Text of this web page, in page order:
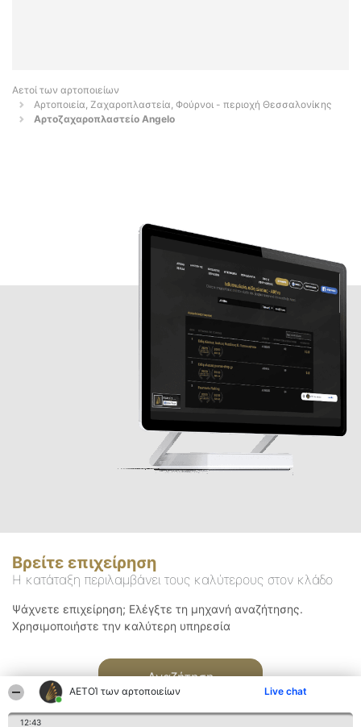
ΑΕΤΟΊ των αρτοποιείων Live chat
12:43
Αετοί των αρτοποιείων
Αρτοποιεία, Ζαχαροπλαστεία, Φούρνοι - περιοχή Θεσσαλονίκης
Αρτοζαχαροπλαστείο Angelo
Βρείτε επιχείρηση
Η κατάταξη περιλαμβάνει τους καλύτερους στον κλάδο
Ψάχνετε επιχείρηση; Ελέγξτε τη μηχανή αναζήτησης.
Χρησιμοποιήστε την καλύτερη υπηρεσία
Αναζήτηση